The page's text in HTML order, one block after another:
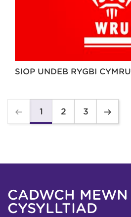
SIOP UNDEB RYGBI CYMRU
1 2 3
CADWCH MEWN
CYSYLLTIAD